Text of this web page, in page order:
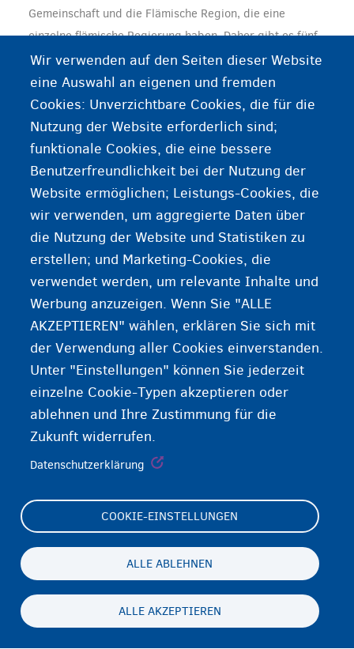
Gemeinschaft und die Flämische Region, die eine
einzelne flämische Regierung haben. Daher gibt es fünf
regionale Regierungen in Belgien und eineföderale
Regierung
. Die föderale Regierung trifft
Entscheidungen für das Land als ganzes.
Eine Regierung besteht aus Ministern und
Staatssekretären, die alle eigene Zuständigkeiten
haben: Innenpolitik, Außenpolitik, Justiz, öffentliche
Gesundheit usw.
Weitere Informationen zur föderalen Regierung
Wir verwenden auf den Seiten dieser Website
eine Auswahl an eigenen und fremden
Cookies: Unverzichtbare Cookies, die für die
Nutzung der Website erforderlich sind;
funktionale Cookies, die eine bessere
Benutzerfreundlichkeit bei der Nutzung der
Website ermöglichen; Leistungs-Cookies, die
wir verwenden, um aggregierte Daten über
die Nutzung der Website und Statistiken zu
erstellen; und Marketing-Cookies, die
verwendet werden, um relevante Inhalte und
Werbung anzuzeigen. Wenn Sie "ALLE
AKZEPTIEREN" wählen, erklären Sie sich mit
der Verwendung aller Cookies einverstanden.
Unter "Einstellungen" können Sie jederzeit
einzelne Cookie-Typen akzeptieren oder
ablehnen und Ihre Zustimmung für die
Zukunft widerrufen.
Datenschutzerklärung
COOKIE-EINSTELLUNGEN
ALLE ABLEHNEN
ALLE AKZEPTIEREN
Footer
(menu)
Cookie Settings
Datenschutz und Haftungsausschluss
DE
Persistent